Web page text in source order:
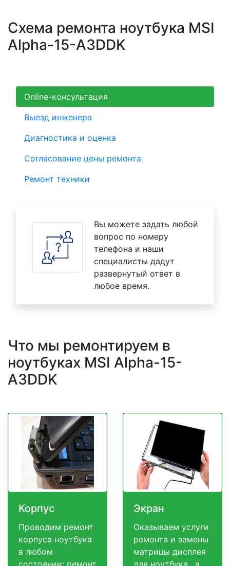
Схема ремонта ноутбука MSI
Alpha-15-A3DDK
Online-консультация
Выезд инженера
Диагностика и оценка
Согласование цены ремонта
Ремонт техники
Вы можете задать любой
вопрос по номеру
телефона и наши
специалисты дадут
развернутый ответ в
любое время.
Что мы ремонтируем в
ноутбуках MSI Alpha-15-
A3DDK
Корпус
Проводим ремонт
корпуса ноутбука
в любом
Экран
Оказываем услуги
ремонта и замены
матрицы дисплея